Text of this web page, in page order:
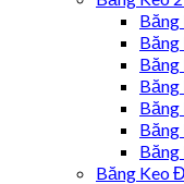
Băng
Băng
Băng
Băng Keo